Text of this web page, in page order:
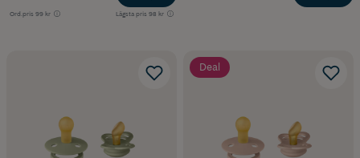
Ord.pris 99 kr Lägsta pris 98 kr
Deal